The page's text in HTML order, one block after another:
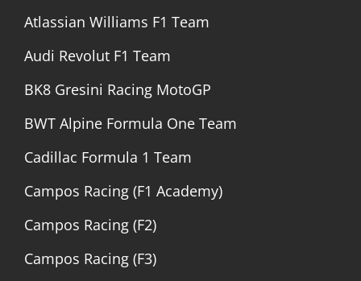
Atlassian Williams F1 Team
Audi Revolut F1 Team
BK8 Gresini Racing MotoGP
BWT Alpine Formula One Team
Cadillac Formula 1 Team
Campos Racing (F1 Academy)
Campos Racing (F2)
Campos Racing (F3)